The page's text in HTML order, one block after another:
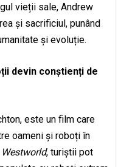
vieții sale, Andrew
și sacrificiul, punând
și evoluție.
devin conștienți de
este un film care
oameni și roboți în
Westworld, turiștii pot